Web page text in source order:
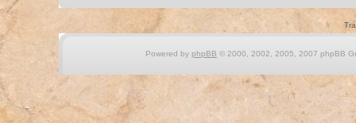
Powered by phpBB © 2000, 2002, 2005, 2007 phpBB